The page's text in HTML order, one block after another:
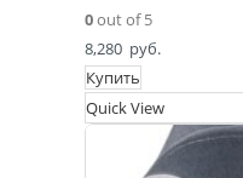
0out of 5
8,280 руб.
Купить
Quick View